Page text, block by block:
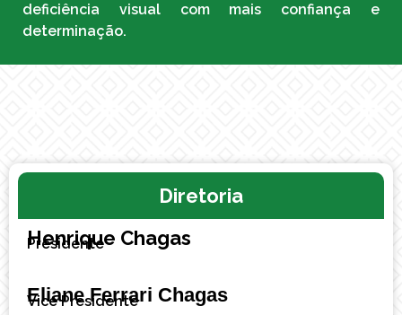
deficiência visual com mais confiança e
determinação.
Diretoria
Henrique Chagas
Presidente
Eliane Ferrari Chagas
Vice Presidente